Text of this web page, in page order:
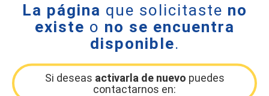
La página que solicitaste no
existe o no se encuentra
disponible.
Si deseas activarla de nuevo puedes
contactarnos en: